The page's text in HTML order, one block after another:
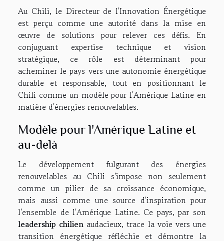
Au Chili, le Directeur de l'Innovation Énergétique
est perçu comme une autorité dans la mise en
œuvre de solutions pour relever ces défis. En
conjuguant expertise technique et vision
stratégique, ce rôle est déterminant pour
acheminer le pays vers une autonomie énergétique
durable et responsable, tout en positionnant le
Chili comme un modèle pour l'Amérique Latine en
matière d'énergies renouvelables.
Modèle pour l'Amérique Latine et
au-delà
Le développement fulgurant des énergies
renouvelables au Chili s'impose non seulement
comme un pilier de sa croissance économique,
mais aussi comme une source d'inspiration pour
l'ensemble de l'Amérique Latine. Ce pays, par son
leadership chilien audacieux, trace la voie vers une
transition énergétique réfléchie et démontre la